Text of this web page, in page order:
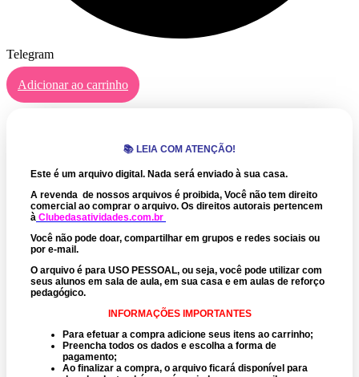
Telegram
Adicionar ao carrinho
📚 LEIA COM ATENÇÃO!
Este é um arquivo digital. Nada será enviado à sua casa.
A revenda de nossos arquivos é proibida, Você não tem direito
comercial ao comprar o arquivo. Os direitos autorais pertencem
à Clubedasatividades.com.br
Você não pode doar, compartilhar em grupos e redes sociais ou
por e-mail.
O arquivo é para USO PESSOAL, ou seja, você pode utilizar com
seus alunos em sala de aula, em sua casa e em aulas de reforço
pedagógico.
INFORMAÇÕES IMPORTANTES
Para efetuar a compra adicione seus itens ao carrinho;
Preencha todos os dados e escolha a forma de
pagamento;
Ao finalizar a compra, o arquivo ficará disponível para